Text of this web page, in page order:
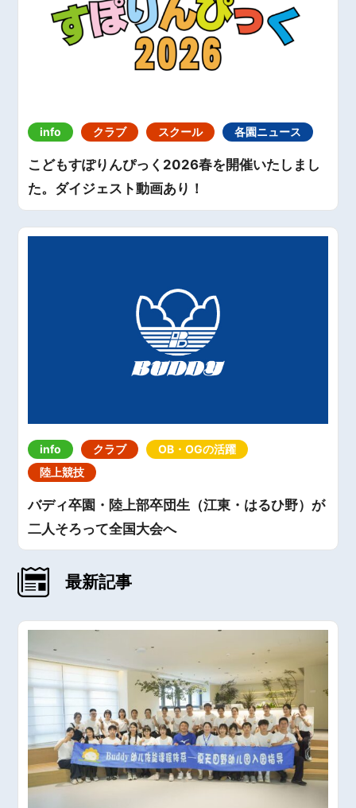
info クラブ スクール 各園ニュース
こどもすぽりんぴっく2026春を開催いたしまし
た。ダイジェスト動画あり！
info クラブ
OB・OGの活躍
陸上競技
バディ卒園・陸上部卒団生（江東・はるひ野）が
二人そろって全国大会へ
最新記事